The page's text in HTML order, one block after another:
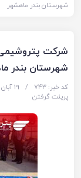
شهرستان بندر ماهشهر
شرکت پتروشیمی
شهرستان بندر
کد خبر: 743 / 19 آبان 1403 - ۱۲:۱۵
پرینت گرفتن